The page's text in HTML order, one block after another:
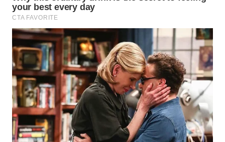
WAHANA
WAHANA
TV
WAHANANEWS
ID
WAHANANEWS
CO ID